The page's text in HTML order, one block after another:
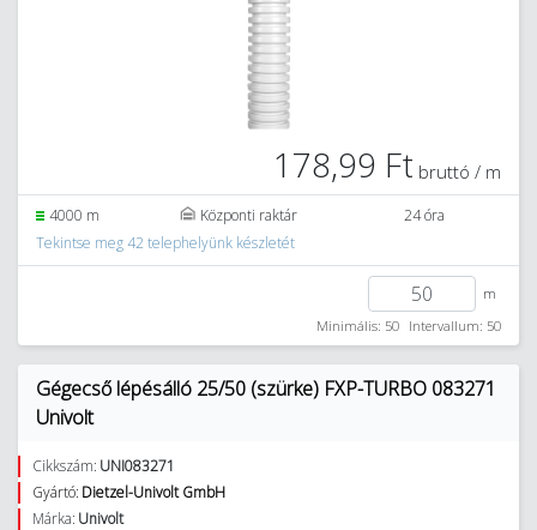
178,99 Ft bruttó / m
4000 m Központi raktár
24 óra
Tekintse meg 42 telephelyünk készletét
m
Minimális: 50 Intervallum: 50
Gégecső lépésálló 25/50 (szürke) FXP-TURBO 083271
Univolt
Cikkszám: UNI083271
Gyártó: Dietzel-Univolt GmbH
Márka: Univolt